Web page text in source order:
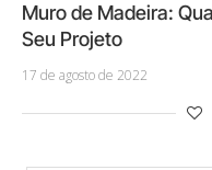
Muro de Madeira:
Seu Projeto
17 de agosto de 2022